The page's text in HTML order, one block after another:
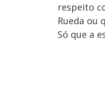
respeito
Rueda ou
Só que a